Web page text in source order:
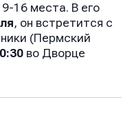
16 места. В его
, он встретится с
(Пермский
во Дворце